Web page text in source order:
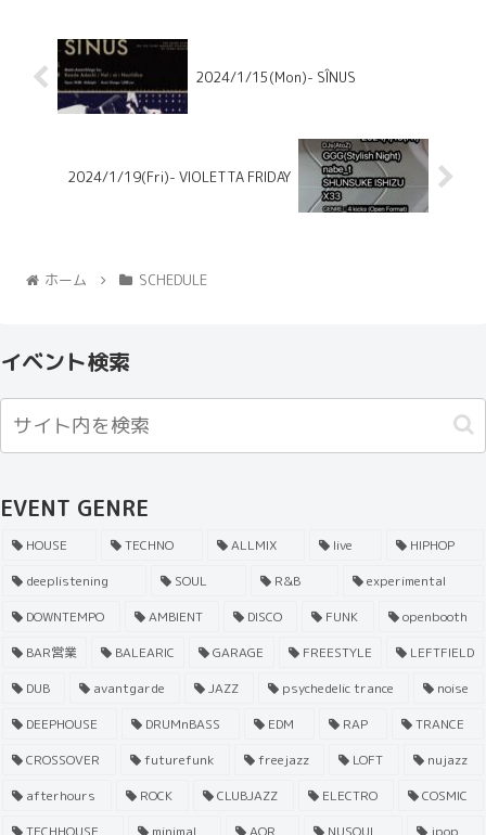
2024/1/15(Mon)- SÎNUS
2024/1/19(Fri)- VIOLETTA FRIDAY
ホーム SCHEDULE
イベント検索
EVENT GENRE
HOUSE TECHNO ALLMIX live
HIPHOP
deeplistening
SOUL R&B
experimental
DOWNTEMPO
AMBIENT DISCO FUNK
openbooth
BAR営業
BALEARIC GARAGE FREESTYLE
LEFTFIELD
DUB
avantgarde JAZZ psychedelic trance
noise
DEEPHOUSE
DRUMnBASS EDM RAP
TRANCE
CROSSOVER
futurefunk freejazz LOFT
nujazz
afterhours
ROCK CLUBJAZZ ELECTRO
COSMIC
TECHHOUSE
minimal AOR NUSOUL jpop